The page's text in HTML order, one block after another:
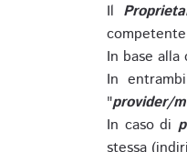
Il
In base
In
"provider/
In caso di